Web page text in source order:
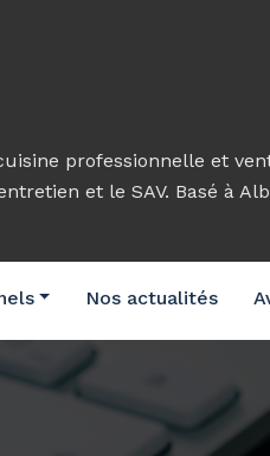
professionnelle et
et le SAV. Basé à
Nos actualités